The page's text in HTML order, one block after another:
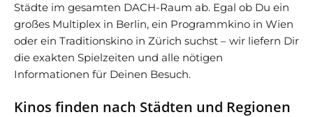
Städte im gesamten DACH-Raum ab. Egal ob Du ein
großes Multiplex in Berlin, ein Programmkino in Wien
oder ein Traditionskino in Zürich suchst – wir liefern Dir
die exakten Spielzeiten und alle nötigen
Informationen für Deinen Besuch.
Kinos finden nach Städten und Regionen